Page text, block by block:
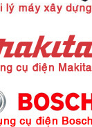
Giá : 2890000VND
Máy hàn que điện tử
Hồng ký HK200E
Giá :4100000VND